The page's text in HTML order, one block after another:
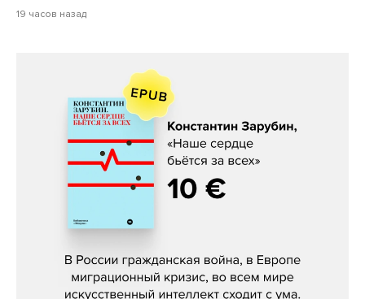
19 часов назад
Константин Зарубин, «Наше сердце